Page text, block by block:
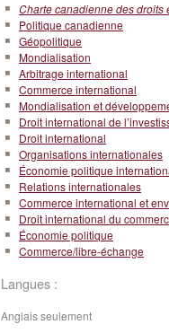
Charte canadienne des droits
Politique canadienne
Géopolitique
Mondialisation
Arbitrage international
Commerce international
Mondialisation et
Droit international de
Droit international
Organisations internationales
Économie politique
Relations internationales
Commerce international et
Droit international du
Économie politique
Commerce/libre-échange
Langues :
Anglais seulement